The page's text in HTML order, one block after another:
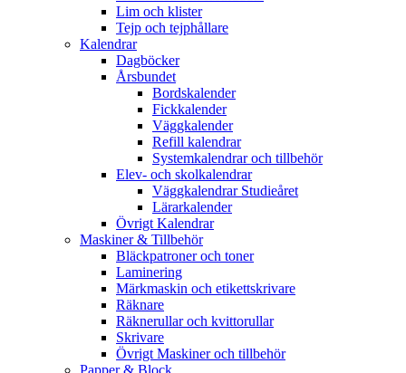
Lim och klister
Tejp och tejphållare
Kalendrar
Dagböcker
Årsbundet
Bordskalender
Fickkalender
Väggkalender
Refill kalendrar
Systemkalendrar och tillbehör
Elev- och skolkalendrar
Väggkalendrar Studieåret
Lärarkalender
Övrigt Kalendrar
Maskiner & Tillbehör
Bläckpatroner och toner
Laminering
Märkmaskin och etikettskrivare
Räknare
Räknerullar och kvittorullar
Skrivare
Övrigt Maskiner och tillbehör
Papper & Block